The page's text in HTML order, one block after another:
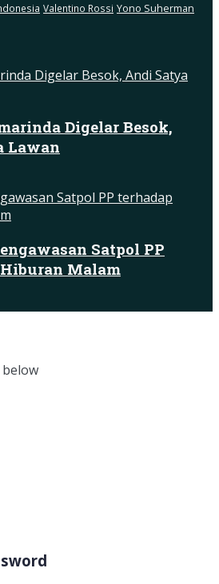
Valentino Rossi Yono Suherman
Digelar Besok,
Lawan
Satpol PP
Malam